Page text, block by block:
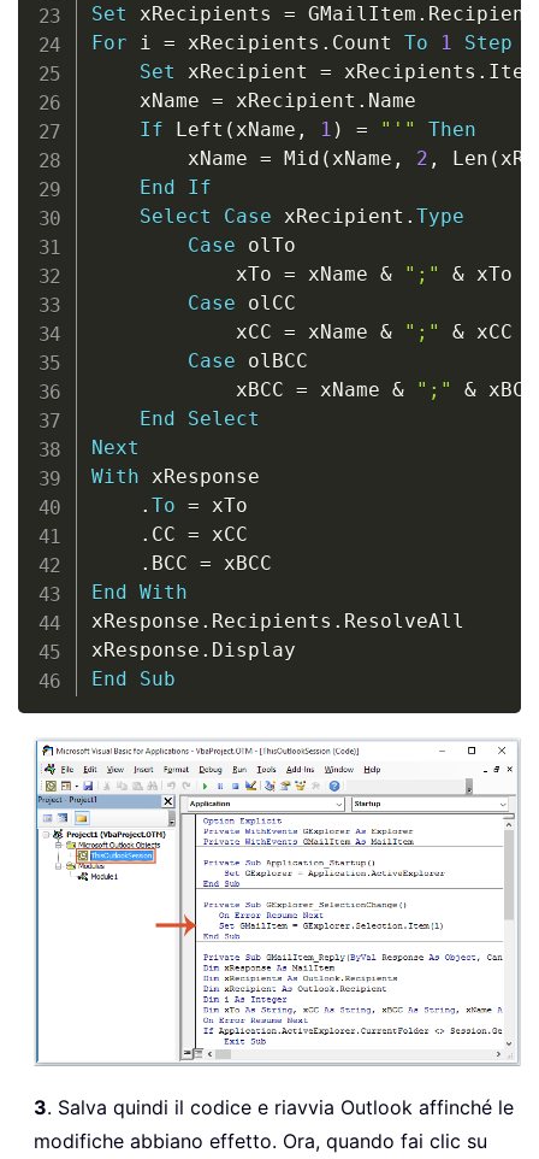
Set xRecipients = GMailItem .
For i = xRecipients . Count To 1 Step
Set xRecipient = xRecipients . Item
    xName
= xRecipient . Name
If Left ( xName , 1 ) = "'"
Then
        xName
= Mid ( xName , 2 , Len (
End
If
Select
Case xRecipient . Type
Case olTo
            xTo
= xName & ";" & xTo
Case olCC
            xCC
= xName & ";" & xCC
Case olBCC
            xBCC
= xName & ";" & xBCC
End
Select
Next
With xResponse
. To = xTo
. CC = xCC
. BCC =
End With
xResponse . Recipients . ResolveAll
xResponse .
End
Sub
3. Salva quindi il codice e riavvia Outlook affinché le
modifiche abbiano effetto. Ora, quando fai clic su